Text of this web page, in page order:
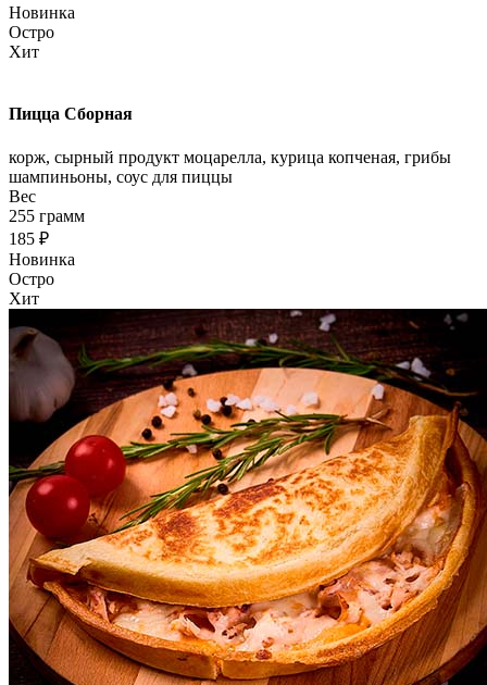
Новинка
Остро
Хит
Пицца Сборная
корж, сырный продукт моцарелла, курица копченая, грибы
шампиньоны, соус для пиццы
Вес
255 грамм
185 ₽
Новинка
Остро
Хит